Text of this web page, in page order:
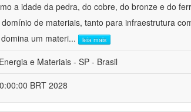
a idade da pedra, do cobre, do bronze e do
de materiais, tanto para infraestrutura
um materi... leia mais
e Materiais - SP - Brasil
BRT 2028